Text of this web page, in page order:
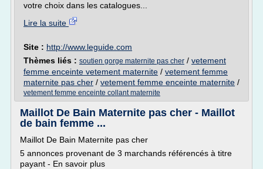
votre choix dans les catalogues...
Lire la suite
Site : http://www.leguide.com
Thèmes liés : soutien gorge maternite pas cher / vetement
femme enceinte vetement maternite / vetement femme
maternite pas cher / vetement femme enceinte maternite /
vetement femme enceinte collant maternite
Maillot De Bain Maternite pas cher - Maillot
de bain femme ...
Maillot De Bain Maternite pas cher
5 annonces provenant de 3 marchands référencés à titre
payant - En savoir plus